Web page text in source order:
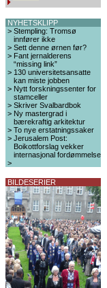
NYHETSKLIPP
> Stempling: Tromsø
innfører ikke
> Sett denne ørnen før?
> Fant jernalderens
“missing link”
> 130 universitetsansatte
kan miste jobben
> Nytt forskningssenter for
stamceller
> Skriver Svalbardbok
> Ny mastergrad i
bærekraftig arkitektur
> To nye erstatningssaker
> Jerusalem Post:
Boikottforslag vekker
internasjonal fordømmelse
>
BILDESERIER